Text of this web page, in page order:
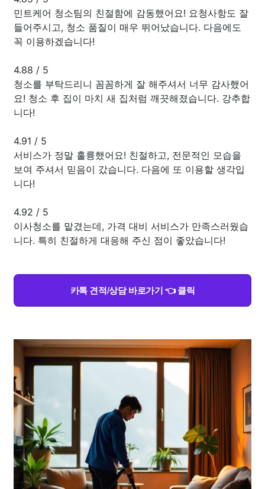
민트케어 청소팀의 친절함에 감동했어요! 요청사항도 잘
들어주시고, 청소 품질이 매우 뛰어났습니다. 다음에도
꼭 이용하겠습니다!
4.88 / 5
청소를 부탁드리니 꼼꼼하게 잘 해주셔서 너무 감사했어
요! 청소 후 집이 마치 새 집처럼 깨끗해졌습니다. 강추합
니다!
4.91 / 5
서비스가 정말 훌륭했어요! 친절하고, 전문적인 모습을
보여 주셔서 믿음이 갔습니다. 다음에 또 이용할 생각입
니다!
4.92 / 5
이사청소를 맡겼는데, 가격 대비 서비스가 만족스러웠습
니다. 특히 친절하게 대응해 주신 점이 좋았습니다!
카톡 견적/상담 바로가기 👈 클릭